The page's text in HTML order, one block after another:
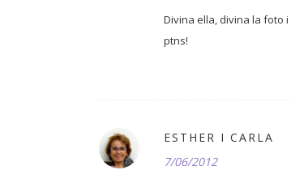
Divina ella, divina la foto
ptns!
ESTHER I CARLA
7/06/2012